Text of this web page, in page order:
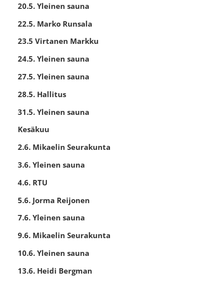
20.5. Yleinen sauna
22.5. Marko Runsala
23.5 Virtanen Markku
24.5. Yleinen sauna
27.5. Yleinen sauna
28.5. Hallitus
31.5. Yleinen sauna
Kesäkuu
2.6. Mikaelin Seurakunta
3.6. Yleinen sauna
4.6. RTU
5.6. Jorma Reijonen
7.6. Yleinen sauna
9.6. Mikaelin Seurakunta
10.6. Yleinen sauna
13.6. Heidi Bergman